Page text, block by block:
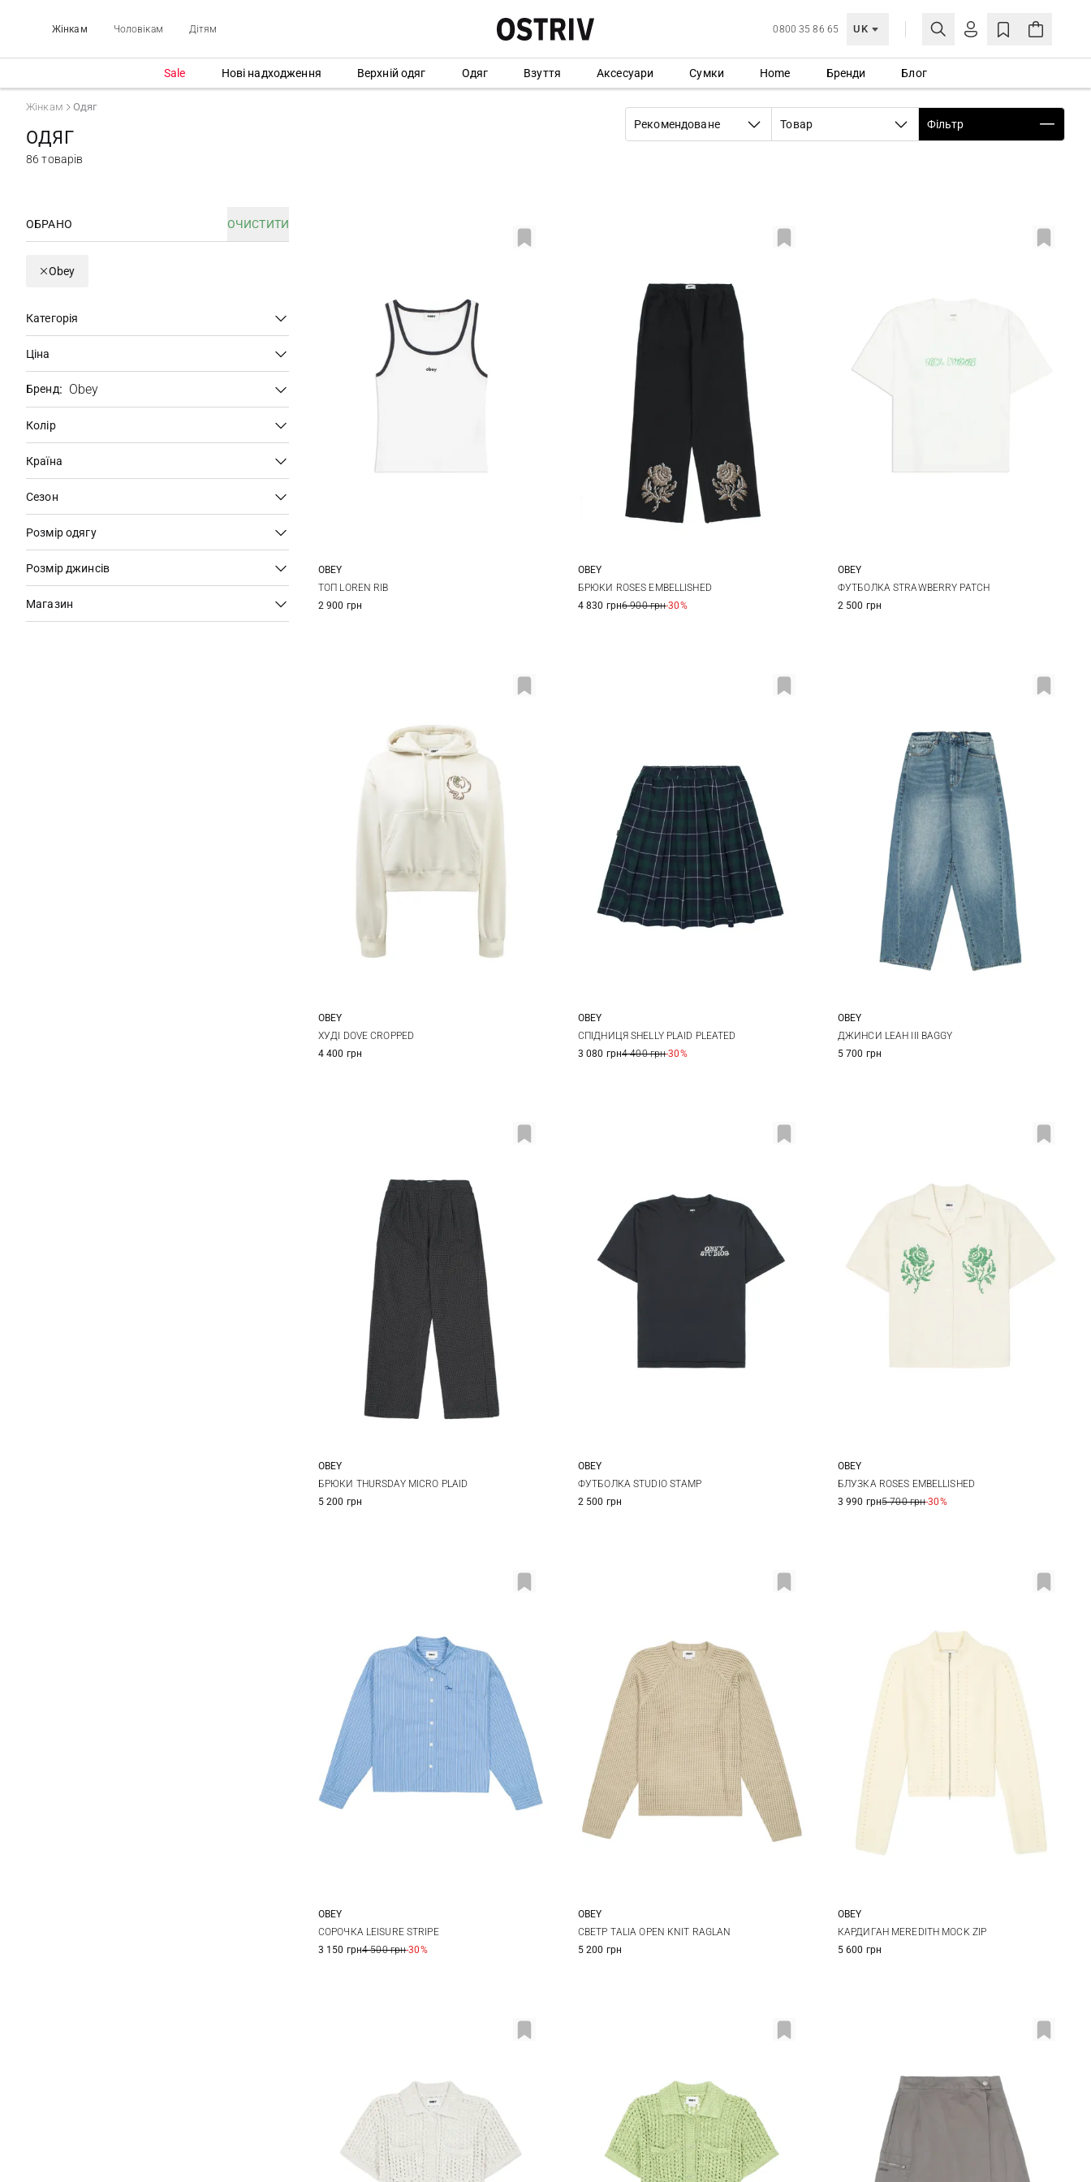
Жінкам Чоловікам Дітям 0800 35 86 65 UK
МОЯ ОБЛІКІВКА
УВІЙТИ
Sale Нові надходження Верхній одяг Одяг Взуття Аксесуари Сумки Home Бренди Блог
Жінкам Одяг
ОДЯГ
86 товарів
Рекомендоване Товар Фільтр
ОБРАНО ОЧИСТИТИ
Obey
Категорія
Ціна
Бренд: Obey
Колір
Країна
Сезон
Розмір одягу
Розмір джинсів
Магазин
XS
OBEY
ТОП LOREN RIB
2 900 грн
XS S
OBEY
БРЮКИ ROSES EMBELLISHED
4 830 грн6 900 грн-30%
XS S M
OBEY
ФУТБОЛКА STRAWBERRY PATCH
2 500 грн
XS S
OBEY
ХУДІ DOVE CROPPED
4 400 грн
XS S M
OBEY
СПІДНИЦЯ SHELLY PLAID PLEATED
3 080 грн4 400 грн-30%
24 25
OBEY
ДЖИНСИ LEAH III BAGGY
5 700 грн
XS S M
OBEY
БРЮКИ THURSDAY MICRO PLAID
5 200 грн
XS S
OBEY
ФУТБОЛКА STUDIO STAMP
2 500 грн
XS S
OBEY
БЛУЗКА ROSES EMBELLISHED
3 990 грн5 700 грн-30%
XS S
OBEY
СОРОЧКА LEISURE STRIPE
3 150 грн4 500 грн-30%
XS S M
OBEY
СВЕТР TALIA OPEN KNIT RAGLAN
5 200 грн
XS S M
OBEY
КАРДИГАН MEREDITH MOCK ZIP
5 600 грн